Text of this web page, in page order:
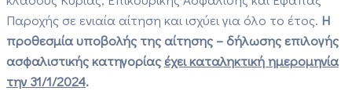
Παροχής σε ενιαία αίτηση και ισχύει για όλο το έτος. Η
προθεσμία υποβολής της αίτησης – δήλωσης επιλογής
ασφαλιστικής κατηγορίας έχει καταληκτική ημερομηνία
την 31/1/2024.